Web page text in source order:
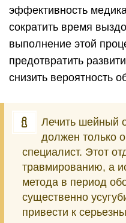
эффективность
сократить время
выполнение этой
предотвратить
снизить вероятность
Лечить шейный
должен только
специалист. Этот
травмированию, а
метода в период
существенно
привести к